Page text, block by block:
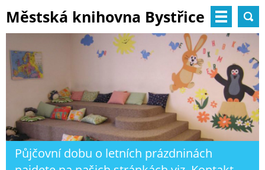
Městská knihovna Bystřice
nad Pernštejnem
Půjčovní dobu o letních prázdninách